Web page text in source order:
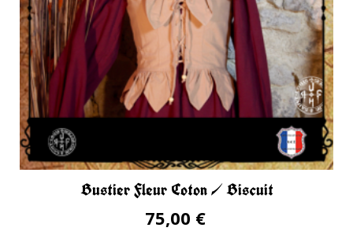
Bustier Fleur Coton / Biscuit
75,00 €